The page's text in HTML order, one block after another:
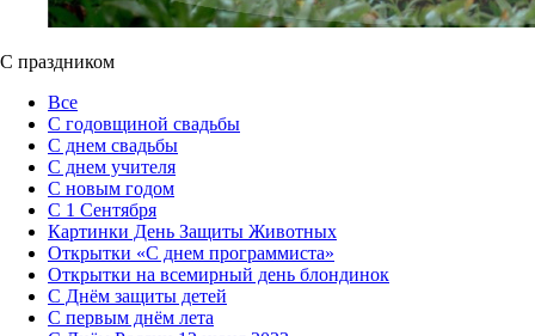
С праздником
Все
С годовщиной свадьбы
С днем свадьбы
С днем учителя
С новым годом
С 1 Сентября
Картинки День Защиты Животных
Открытки «‎С днем программиста»‎
Открытки на всемирный день блондинок
С Днём защиты детей
С первым днём лета